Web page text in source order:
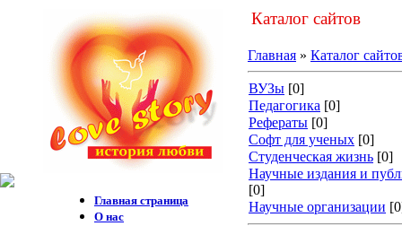
Главная страница
О нас
Каталог сайтов
Главная » Каталог
ВУЗы [0]
Педагогика [0]
Рефераты [0]
Софт для ученых [0]
Студенческая жизнь [0]
Научные издания и
[0]
Научные организации